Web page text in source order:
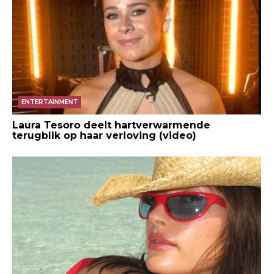
ENTERTAINMENT
Laura Tesoro deelt hartverwarmende
terugblik op haar verloving (video)